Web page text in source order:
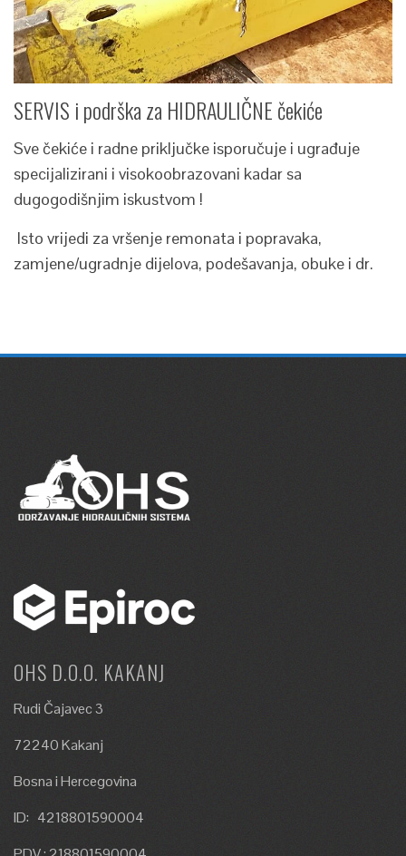
SERVIS i podrška za HIDRAULIČNE čekiće
Sve čekiće i radne priključke isporučuje i ugrađuje
specijalizirani i visokoobrazovani kadar sa
dugogodišnjim iskustvom !
Isto vrijedi za vršenje remonata i popravaka,
zamjene/ugradnje dijelova, podešavanja, obuke i dr.
OHS D.O.O. KAKANJ
Rudi Čajavec 3
72240 Kakanj
Bosna i Hercegovina
ID: 4218801590004